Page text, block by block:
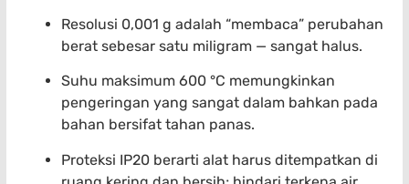
Resolusi 0,001 g adalah “membaca” perubahan
berat sebesar satu miligram — sangat halus.
Suhu maksimum 600 °C memungkinkan
pengeringan yang sangat dalam bahkan pada
bahan bersifat tahan panas.
Proteksi IP20 berarti alat harus ditempatkan di